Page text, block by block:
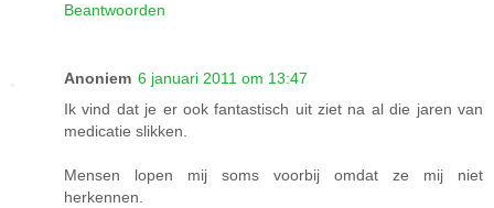
Beantwoorden
Anoniem 6 januari 2011 om 13:47
Ik vind dat je er ook fantastisch uit ziet na al die jaren van
medicatie slikken.
Mensen lopen mij soms voorbij omdat ze mij niet
herkennen.